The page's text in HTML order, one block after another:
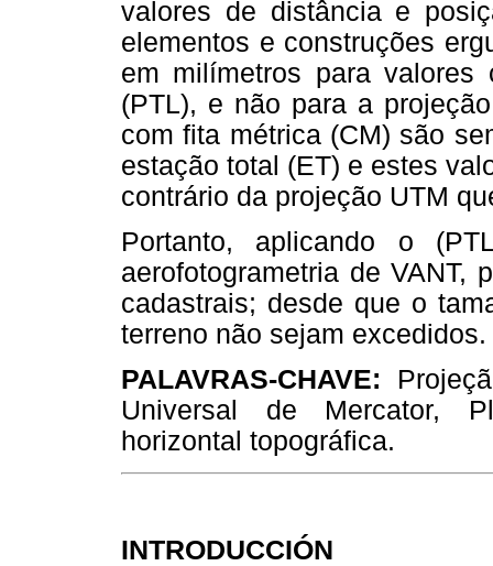
valores de distância e
elementos e construções
em milímetros para valores
(PTL), e não para a
com fita métrica (CM) são
estação total (ET) e estes
contrário da projeção UTM
Portanto, aplicando o
aerofotogrametria de VANT,
cadastrais; desde que o
terreno não sejam excedidos.
PALAVRAS-CHAVE:
Universal de Mercator,
horizontal topográfica.
INTRODUCCIÓN